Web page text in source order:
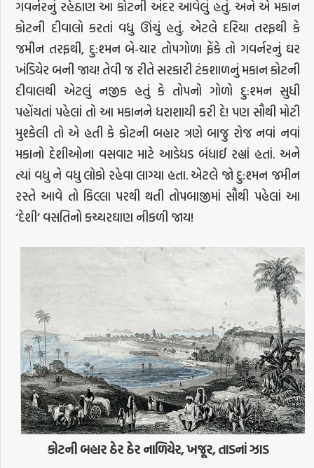
ગવર્નરનું રહેઠાણ આ કોટની અંદર આવેલું હતું. અને એ મકાન
કોટની દીવાલો કરતાં વધુ ઊંચું હતું. એટલે દરિયા તરફથી કે
જમીન તરફથી, દુ:શ્મન બે-ચાર તોપગોળા ફેંકે તો ગવર્નરનું ઘર
ખંડિયેર બની જાય! તેવી જ રીતે સરકારી ટંકશાળનું મકાન કોટની
દીવાલથી એટલું નજીક હતું કે તોપનો ગોળો દુ:શ્મન સુધી
પહોંચતાં પહેલાં તો આ મકાનને ધરાશાયી કરી દે! પણ સૌથી મોટી
મુશ્કેલી તો એ હતી કે કોટની બહાર ત્રણે બાજુ રોજ નવાં નવાં
મકાનો દેશીઓના વસવાટ માટે આડેધડ બંધાઈ રહ્યાં હતાં. અને
ત્યાં વધુ ને વધુ લોકો રહેવા લાગ્યા હતા. એટલે જો દુ:શ્મન જમીન
રસ્તે આવે તો કિલ્લા પરથી થતી તોપબાજીમાં સૌથી પહેલાં આ
‘દેશી’ વસતિનો કચ્ચરઘાણ નીકળી જાય!
કોટની બહાર ઠેર ઠેર નાળિયેર, ખજૂર, તાડનાં ઝાડ